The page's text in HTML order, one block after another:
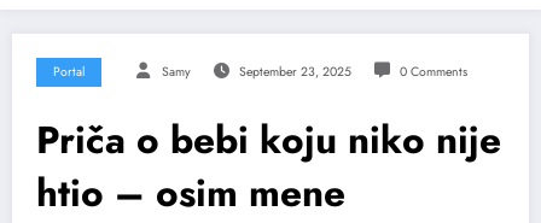
Portal Samy September 23, 2025 0 Comments
Priča o bebi koju niko nije
htio – osim mene